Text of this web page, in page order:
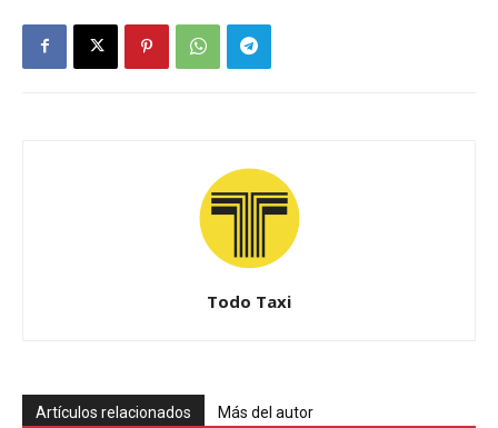
Todo Taxi
Artículos relacionados Más del autor